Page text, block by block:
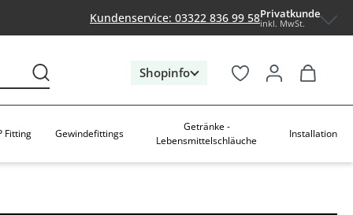
Kundenservice: 03322 836 99 58Privatkunde
inkl. MwSt.
Shopinfo
Fitting Gewindefittings
Getränke -
Lebensmittelschläuche
Installation